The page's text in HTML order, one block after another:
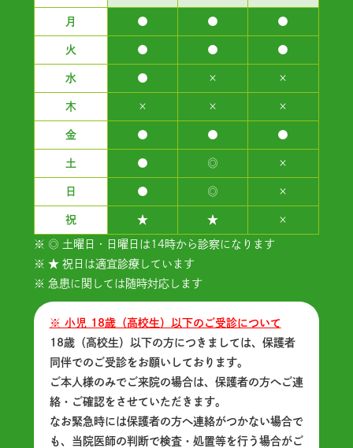
月 ● ● ●
火 ● ● ●
水 ● × ×
木 × × ×
金 ● ● ●
土 ● ◎ ×
日 ● ◎ ×
祝 ★ ★ ×
※ ◎ 土曜日・日曜日は14時から診察になります
※ ★ 祝日は適宜診療しています
※ 急患に関しては随時対応します
※ 小児 18歳（高校生）以下のご受診について
18歳（高校生）以下の方につきましては、保護者
同伴でのご受診をお願いしております。
ご本人様のみでご来院の場合は、保護者の方へご連
絡・ご確認をさせていただきます。
なお緊急時には保護者の方へ連絡がつかない場合で
も、当院医師の判断で検査・処置等を行う場合がご